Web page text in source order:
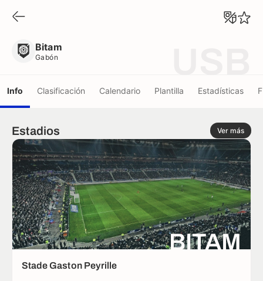
Bitam
Gabón
Info Clasificación Calendario Plantilla Estadísticas
Estadios Ver más
BITAM
Stade Gaston Peyrille